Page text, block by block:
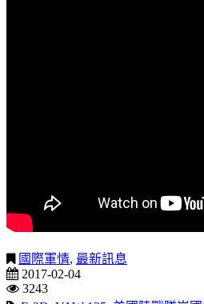
國際軍情, 最新訊息
2017-02-04
3243